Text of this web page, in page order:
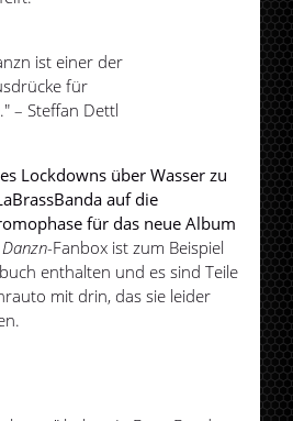
ist einer der
für
– Steffan Dettl
Lockdowns über Wasser zu
auf die
für das neue Album
Danzn-Fanbox ist zum Beispiel
enthalten und es sind Teile
mit drin, das sie leider